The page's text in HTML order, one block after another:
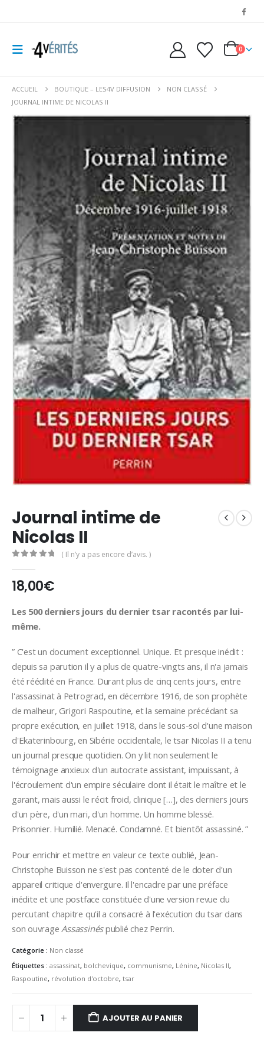
0
ACCUEIL BOUTIQUE – LES4V DIFFUSION
NON CLASSÉ
JOURNAL INTIME DE NICOLAS II
Journal intime de
Nicolas II
( Il n’y a pas encore d’avis. )
18,00€
Les 500 derniers jours du dernier tsar racontés par lui-
même.
” C'est un document exceptionnel. Unique. Et presque inédit :
depuis sa parution il y a plus de quatre-vingts ans, il n'a jamais
été réédité en France. Durant plus de cinq cents jours, entre
l'assassinat à Petrograd, en décembre 1916, de son prophète
de malheur, Grigori Raspoutine, et la semaine précédant sa
propre exécution, en juillet 1918, dans le sous-sol d'une maison
d'Ekaterinbourg, en Sibérie occidentale, le tsar Nicolas II a tenu
un journal presque quotidien. On y lit non seulement le
témoignage anxieux d'un autocrate assistant, impuissant, à
l'écroulement d'un empire séculaire dont il était le maître et le
garant, mais aussi le récit froid, clinique […], des derniers jours
d'un père, d'un mari, d'un homme. Un homme blessé.
Prisonnier. Humilié. Menacé. Condamné. Et bientôt assassiné. ”
Pour enrichir et mettre en valeur ce texte oublié, Jean-
Christophe Buisson ne s'est pas contenté de le doter d'un
appareil critique d'envergure. Il l'encadre par une préface
inédite et une postface constituée d'une version revue du
percutant chapitre qu'il a consacré à l'exécution du tsar dans
son ouvrage Assassinéspublié chez Perrin.
Catégorie : Non classé
Étiquettes : assassinat, bolchevique, communisme, Lénine, Nicolas II,
Raspoutine, révolution d'octobre, tsar
AJOUTER AU PANIER